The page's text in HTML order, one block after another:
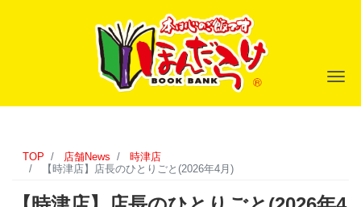
ナ
TOP 店舗News
時津店
【時津店】店長のひとりごと(2026年4月)